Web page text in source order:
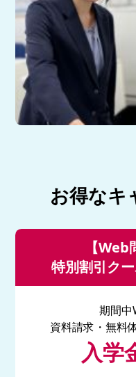
お得なキ
【Web
特別割引ク
期間中
資料請求・無料
入学